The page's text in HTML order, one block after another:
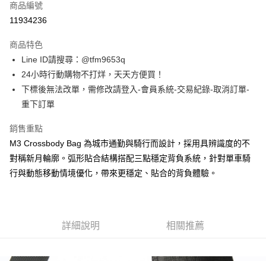
信用卡分期付款
合作金庫商業銀行
華南商業銀行
上海商業儲蓄銀行
台北富邦商業銀行
國泰世華商業銀行
兆豐國際商業銀行
臺灣中小企業銀行
聯邦商業銀行
永豐商業銀行
玉山商業銀行
台新國際商業銀行
中國信託商業銀行
台灣樂天信用卡公司
超商取貨付款
LINE Pay
Apple Pay
悠遊付
AFTEE先享後付
相關說明
１．簡單：不需註冊會員、不需綁卡、不需儲值。
商品編號
11934236
商品特色
Line ID請搜尋：@tfm9653q
24小時行動購物不打烊，天天方便買！
下標後無法改單，需修改請登入-會員系統-交易紀錄-取消訂單-
重下訂單
銷售重點
M3 Crossbody Bag 為城市通勤與騎行而設計，採用具辨識度的不
對稱新月輪廓。弧形貼合結構搭配三點穩定背負系統，針對單車騎
行與動態移動情境優化，帶來更穩定、貼合的背負體驗。
詳細說明 相關推薦